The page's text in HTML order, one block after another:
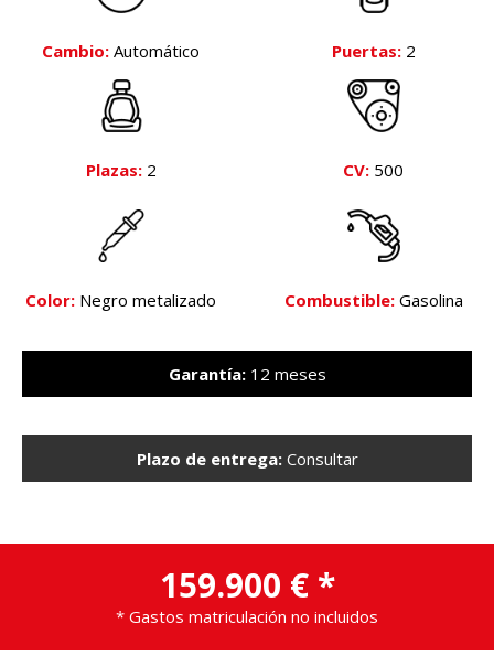
Cambio: Automático Puertas:2
Plazas:2 CV: 500
Color: Negro metalizado Combustible:Gasolina
Garantía:12 meses
Plazo de entrega:Consultar
159.900 € *
* Gastos matriculación no incluidos